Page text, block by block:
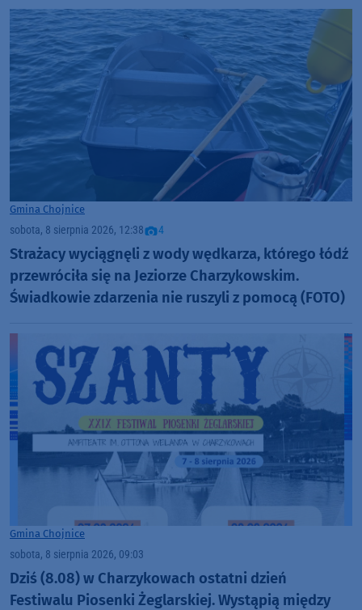
Gmina Chojnice
sobota, 8 sierpnia 2026, 12:38 4
Strażacy wyciągnęli z wody wędkarza, którego łódź
przewróciła się na Jeziorze Charzykowskim.
Świadkowie zdarzenia nie ruszyli z pomocą (FOTO)
Gmina Chojnice
sobota, 8 sierpnia 2026, 09:03
Dziś (8.08) w Charzykowach ostatni dzień
Festiwalu Piosenki Żeglarskiej. Wystąpią między